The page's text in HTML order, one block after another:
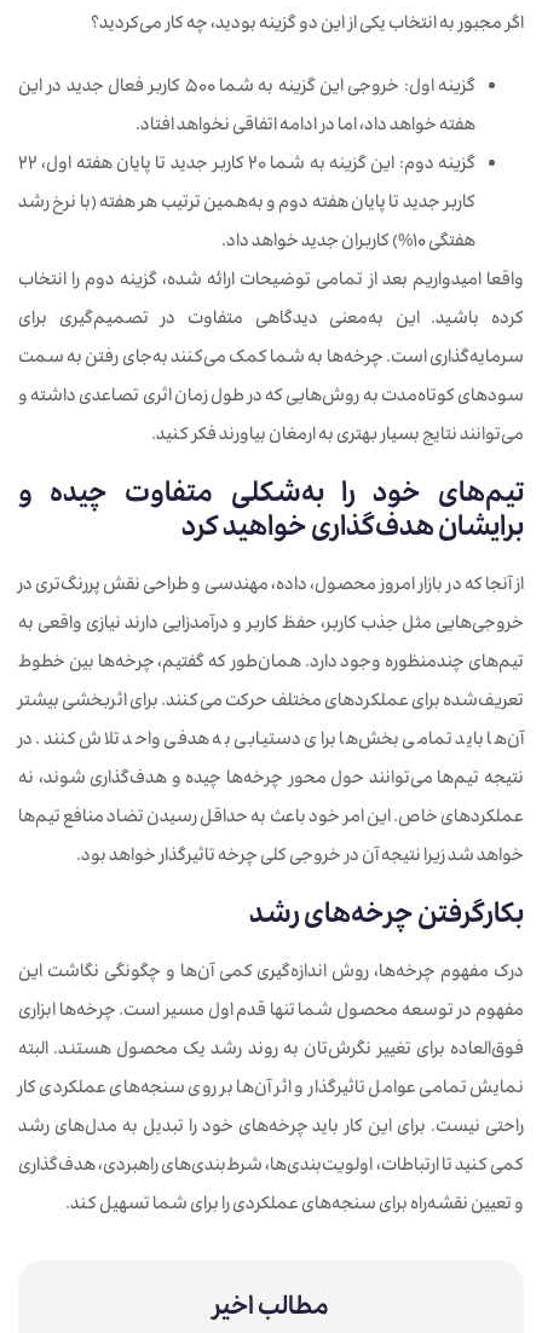
مطالب اخیر
اگر مجبور به انتخاب یکی از این دو گزینه بودید، چه کار می‌کردید؟
گزینه اول: خروجی این گزینه به شما 500 کاربر فعال جدید در این
هفته خواهد داد، اما در ادامه اتفاقی نخواهد افتاد.
گزینه دوم: این گزینه به شما 20 کاربر جدید تا پایان هفته اول، 22
کاربر جدید تا پایان هفته دوم و به‌همین ترتیب هر هفته (با نرخ رشد
هفتگی 10%) کاربران جدید خواهد داد.
واقعا امیدواریم بعد از تمامی توضیحات ارائه شده، گزینه دوم را انتخاب
کرده باشید. این به‌معنی دیدگاهی متفاوت در تصمیم‌گیری برای
سرمایه‌گذاری است. چرخه‌ها به شما کمک می‌کنند به‌جای رفتن به سمت
سودهای کوتاه‌‌مدت به روش‌هایی که در طول زمان اثری تصاعدی داشته و
می‌توانند نتایج بسیار بهتری به ارمغان بیاورند فکر کنید.
تیمهای خود را بهشکلی متفاوت چیده و
برایشان هدفگذاری خواهید کرد
از آنجا که در بازار امروز محصول، داده، مهندسی و طراحی نقش پررنگ‌تری در
خروجی‌هایی مثل جذب کاربر، حفظ کاربر و درآمدزایی دارند نیازی واقعی به
تیم‌های چندمنظوره وجود دارد. همان‌طور که گفتیم، چرخه‌ها بین خطوط
تعریف‌شده برای عملکردهای مختلف حرکت می‌کنند. برای اثربخشی بیشتر
آن‌ها باید تمامی بخش‌ها برای دستیابی به هدفی واحد تلاش کنند. در
نتیجه تیم‌ها می‌توانند حول محور چرخه‌ها چیده و هدف‌گذاری شوند، نه
عملکردهای خاص. این امر خود باعث به‌ حداقل رسیدن تضاد منافع تیم‌ها
خواهد شد زیرا نتیجه آن در خروجی کلی چرخه تاثیرگذار خواهد بود.
بکارگرفتن چرخههای رشد
درک مفهوم چرخه‌ها، روش اندازه‌گیری کمی آن‌ها و چگونگی نگاشت این
مفهوم در توسعه محصول شما تنها قدم اول مسیر است. چرخه‌ها ابزاری
فوق‌العاده برای تغییر نگرش‌تان به روند رشد یک محصول هستند. البته
نمایش تمامی عوامل تاثیرگذار و اثر آن‌ها بر روی سنجه‌های عملکردی کار
راحتی نیست. برای این کار باید چرخه‌های خود را تبدیل به مدل‌های رشد
کمی کنید تا ارتباطات، اولویت‌بندی‌ها، شرط‌بندی‌های راهبردی، هدف‌گذاری
و تعیین نقشه‌راه برای سنجه‌های عملکردی را برای شما تسهیل کند.